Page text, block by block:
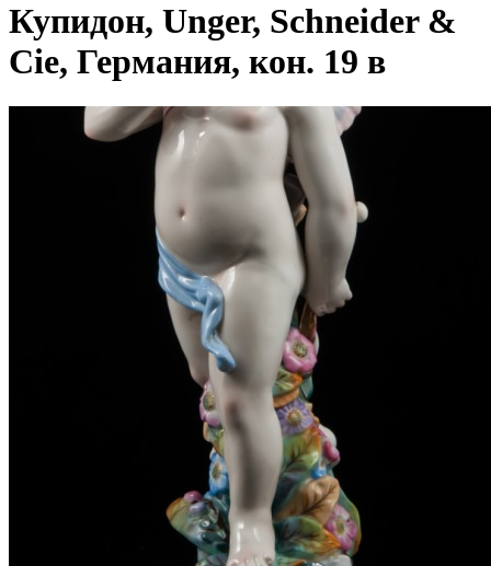
Купидон, Unger, Schneider &
Cie, Германия, кон. 19 в